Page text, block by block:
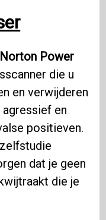
Norton Power
die u
en verwijderen
en
positieven.
dat je geen
die je